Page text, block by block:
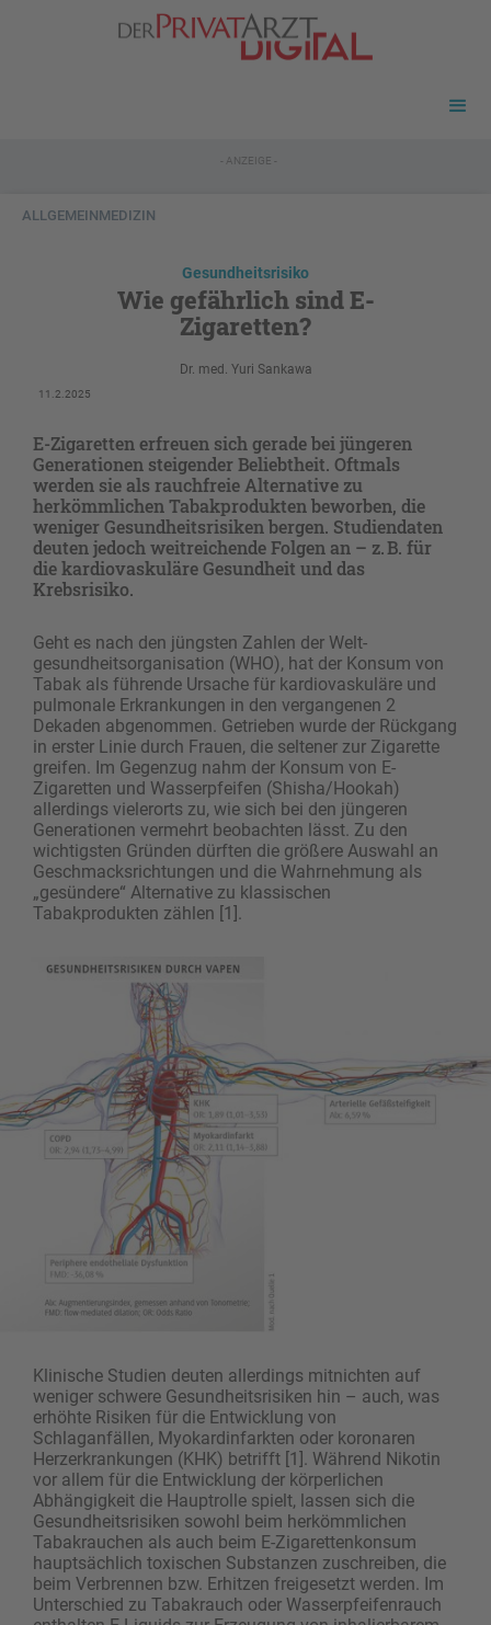
- ANZEIGE -
ALLGEMEINMEDIZIN
Gesundheitsrisiko
Wie gefährlich sind E-
Zigaretten?
Dr. med. Yuri Sankawa
11.2.2025
E-Zigaretten erfreuen sich gerade bei jüngeren
Generationen steigender Beliebtheit. Oftmals
werden sie als rauchfreie Alternative zu
herkömmlichen Tabakprodukten beworben, die
weniger Gesundheitsrisiken bergen. Studiendaten
deuten jedoch weitreichende Folgen an – z. B. für
die kardiovaskuläre Gesundheit und das
Krebsrisiko.
Geht es nach den jüngsten Zahlen der Welt­
gesundheitsorganisation (WHO), hat der Konsum von
Tabak als führende Ursache für kardiovaskuläre und
pulmonale Erkrankungen in den vergangenen 2
Dekaden abgenommen. Getrieben wurde der Rückgang
in erster Linie durch Frauen, die ­seltener zur Zigarette
greifen. Im Gegenzug nahm der Konsum von E-
Zigaretten und Wasserpfeifen (Shisha/Hookah)
allerdings vielerorts zu, wie sich bei den jüngeren
Generationen vermehrt beobachten lässt. Zu den
wichtigsten Gründen dürften die größere Auswahl an
Geschmacksrichtungen und die Wahrnehmung als
„gesündere“ Alternative zu klassischen
Tabakprodukten zählen [1].
Klinische Studien deuten allerdings mitnichten auf
weniger schwere Gesundheitsrisiken hin – auch, was
erhöhte Risiken für die Entwicklung von
Schlaganfällen, Myokardinfarkten oder koronaren
Herzerkrankungen (KHK) betrifft [1]. Während Nikotin
vor allem für die Entwicklung der körperlichen
Abhängigkeit die Hauptrolle spielt, lassen sich die
Gesundheitsrisiken sowohl beim herkömmlichen
Tabakrauchen als auch beim E-Zigarettenkonsum
hauptsächlich toxischen Substanzen zuschreiben, die
beim Verbrennen bzw. Erhitzen freigesetzt werden. Im
Unterschied zu Tabakrauch oder Wasserpfeifenrauch